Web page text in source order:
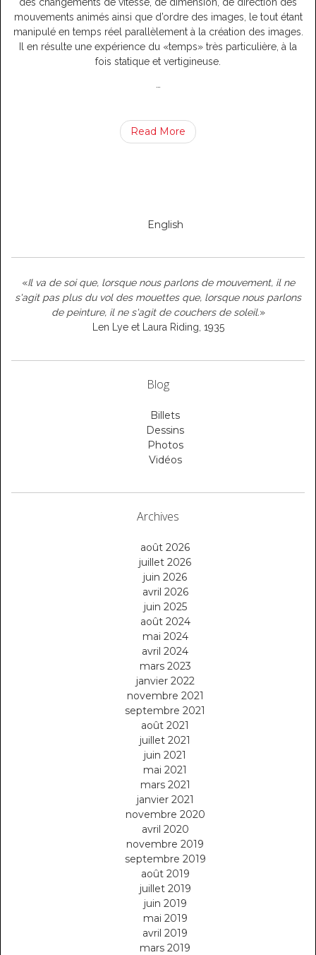
mouvements animés ainsi que d’ordre des images, le tout étant
manipulé en temps réel parallèlement à la création des images.
Il en résulte une expérience du «temps» très particulière, à la
fois statique et vertigineuse.
Read More
English
«Il va de soi que, lorsque nous parlons de mouvement, il ne
s'agit pas plus du vol des mouettes que, lorsque nous parlons
de peinture, il ne s'agit de couchers de soleil.»
Len Lye et Laura Riding, 1935
Blog
Billets
Dessins
Photos
Vidéos
Archives
août 2026
juillet 2026
juin 2026
avril 2026
juin 2025
août 2024
mai 2024
avril 2024
mars 2023
janvier 2022
novembre 2021
septembre 2021
août 2021
juillet 2021
juin 2021
mai 2021
mars 2021
janvier 2021
novembre 2020
avril 2020
novembre 2019
septembre 2019
août 2019
juillet 2019
juin 2019
mai 2019
avril 2019
mars 2019